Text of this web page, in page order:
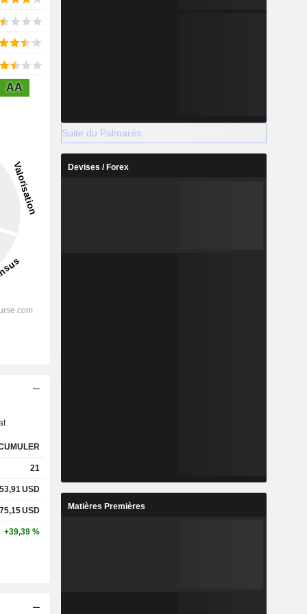
AA
21
53,91USD
75,15USD
+39,39 %
Suite du Palmarès
Devises / Forex
Matières Premières